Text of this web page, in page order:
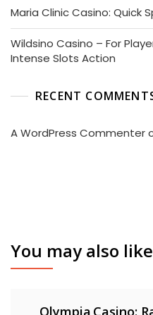
Maria Clinic Casino: Quick
Wildsino Casino – For
Intense Slots Action
RECENT
A WordPress Commenter
You may also
Olympia Casino: